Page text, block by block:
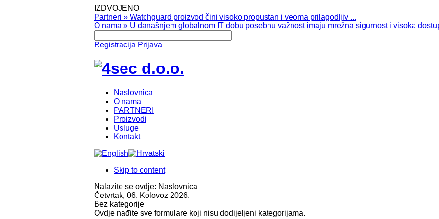
IZDVOJENO
Partneri » Watchguard proizvod čini visoko propustan i veoma prilagodljiv ...
O nama » U današnjem globalnom IT dobu posebnu važnost imaju mrežna sigurnost i visoka
Registracija Prijava
Naslovnica
O nama
PARTNERI
Proizvodi
Usluge
Kontakt
Skip to content
Nalazite se ovdje: Naslovnica
Četvrtak, 06. Kolovoz 2026.
Bez kategorije
Ovdje nađite sve formulare koji nisu dodijeljeni kategorijama.